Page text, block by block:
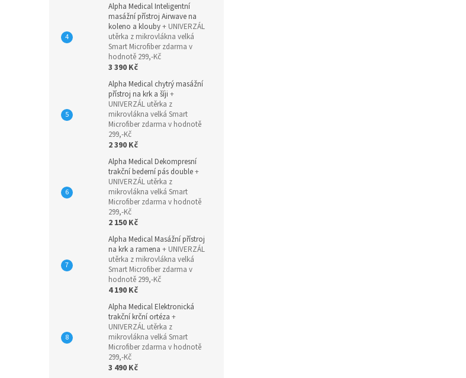
Alpha Medical Inteligentní
masážní přístroj Airwave na
koleno a klouby+ UNIVERZÁL
utěrka z mikrovlákna velká
Smart Microfiber zdarma v
hodnotě 299,-Kč
3 390 Kč
Alpha Medical chytrý masážní
přístroj na krk a šíji +
UNIVERZÁL utěrka z
mikrovlákna velká Smart
Microfiber zdarma v hodnotě
299,-Kč
2 390 Kč
Alpha Medical Dekompresní
trakční bederní pás double+
UNIVERZÁL utěrka z
mikrovlákna velká Smart
Microfiber zdarma v hodnotě
299,-Kč
2 150 Kč
Alpha Medical Masážní přístroj
na krk a ramena + UNIVERZÁL
utěrka z mikrovlákna velká
Smart Microfiber zdarma v
hodnotě 299,-Kč
4 190 Kč
Alpha Medical Elektronická
trakční krční ortéza +
UNIVERZÁL utěrka z
mikrovlákna velká Smart
Microfiber zdarma v hodnotě
299,-Kč
3 490 Kč